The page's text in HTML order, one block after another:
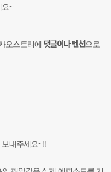
요~
오스토리에 댓글이나 멘션으로
내주세요~!!